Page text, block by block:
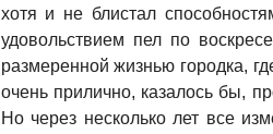
хотя и не блистал
удовольствием пел по
размеренной жизнью городка,
очень прилично, казалось бы,
Но через несколько лет все